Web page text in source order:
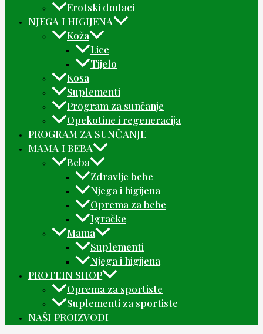
Erotski dodaci
NJEGA I HIGIJENA
Koža
Lice
Tijelo
Kosa
Suplementi
Program za sunčanje
Opekotine i regeneracija
PROGRAM ZA SUNČANJE
MAMA I BEBA
Beba
Zdravlje bebe
Njega i higijena
Oprema za bebe
Igračke
Mama
Suplementi
Njega i higijena
PROTEIN SHOP
Oprema za sportiste
Suplementi za sportiste
NAŠI PROIZVODI